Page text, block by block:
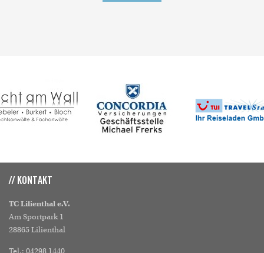
// KONTAKT
TC Lilienthal e.V.
Am Sportpark 1
28865 Lilienthal